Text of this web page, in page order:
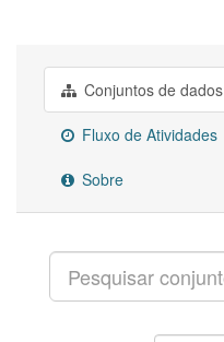
Conjuntos de dados
Fluxo de Atividades
Sobre